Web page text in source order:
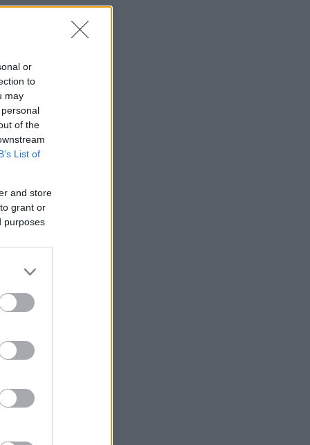
or
to
may
of the
List of
and store
grant or
purposes